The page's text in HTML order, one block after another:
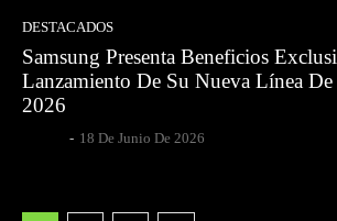
DESTACADOS
Samsung Presenta Beneficios
Lanzamiento De Su Nueva Línea De
2026
- 18 De Junio De 2026